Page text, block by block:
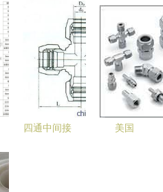
专业制造与
创新服务的
引领者
四通中间接
美国